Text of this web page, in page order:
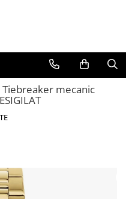
mecanic